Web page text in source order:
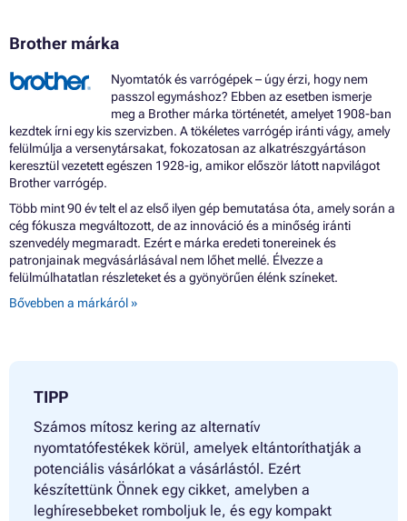
Brother márka
Nyomtatók és varrógépek – úgy érzi, hogy nem
passzol egymáshoz? Ebben az esetben ismerje
meg a Brother márka történetét, amelyet 1908-ban
kezdtek írni egy kis szervizben. A tökéletes varrógép iránti vágy, amely
felülmúlja a versenytársakat, fokozatosan az alkatrészgyártáson
keresztül vezetett egészen 1928-ig, amikor először látott napvilágot
Brother varrógép.
Több mint 90 év telt el az első ilyen gép bemutatása óta, amely során a
cég fókusza megváltozott, de az innováció és a minőség iránti
szenvedély megmaradt. Ezért e márka eredeti tonereinek és
patronjainak megvásárlásával nem lőhet mellé. Élvezze a
felülmúlhatatlan részleteket és a gyönyörűen élénk színeket.
Bővebben a márkáról »
TIPP
Számos mítosz kering az alternatív
nyomtatófestékek körül, amelyek eltántoríthatják a
potenciális vásárlókat a vásárlástól. Ezért
készítettünk Önnek egy cikket, amelyben a
leghíresebbeket romboljuk le, és egy kompakt